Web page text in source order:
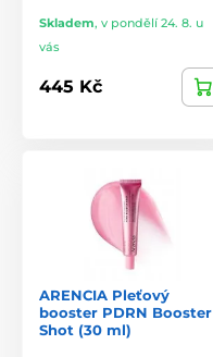
Skladem, v pondělí 24. 8. u
vás
445 Kč
ARENCIA Pleťový
booster PDRN Booster
Shot (30 ml)